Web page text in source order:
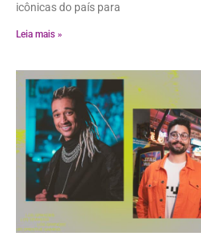
icônicas do país para
Leia mais »